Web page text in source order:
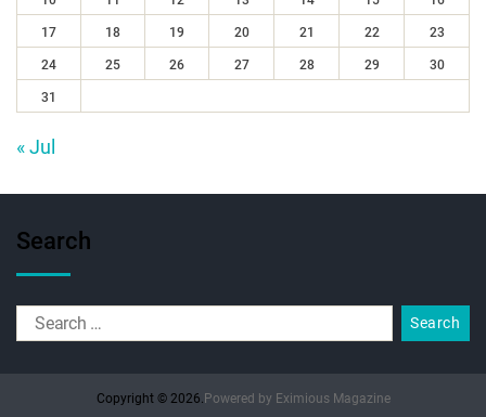
17 18 19 20 21 22 23
24 25 26 27 28 29 30
31
« Jul
Search
Copyright © 2026. Powered by Eximious Magazine